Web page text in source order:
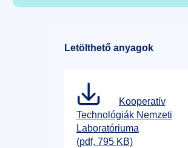
Letölthető anyagok
Kooperatív
Technológiák Nemzeti
Laboratóriuma
(pdf, 795 KB)